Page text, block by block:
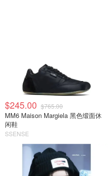
$245.00 $765.00
MM6 Maison Margiela 黑色缎面休
闲鞋
SSENSE